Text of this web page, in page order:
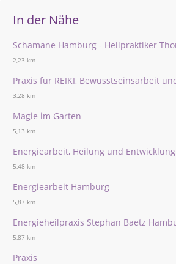
In der Nähe
Schamane Hamburg - Heilpraktiker
2,23 km
Praxis für REIKI, Bewusstseinsarbeit
3,28 km
Magie im Garten
5,13 km
Energiearbeit, Heilung und
5,48 km
Energiearbeit Hamburg
5,87 km
Energieheilpraxis Stephan Baetz
5,87 km
Praxis